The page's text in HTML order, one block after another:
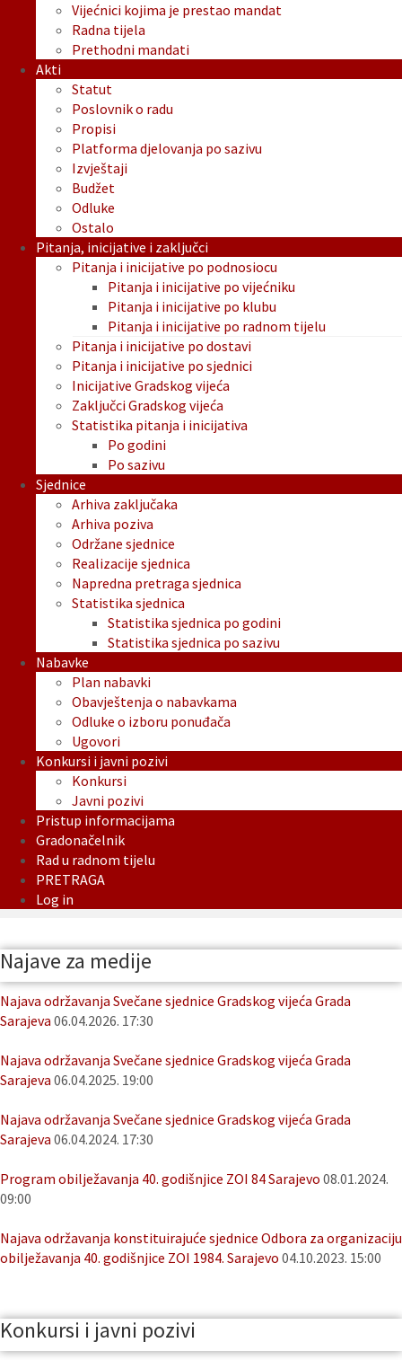
Vijećnici kojima je prestao mandat
Radna tijela
Prethodni mandati
Akti
Statut
Poslovnik o radu
Propisi
Platforma djelovanja po sazivu
Izvještaji
Budžet
Odluke
Ostalo
Pitanja, inicijative i zaključci
Pitanja i inicijative po podnosiocu
Pitanja i inicijative po vijećniku
Pitanja i inicijative po klubu
Pitanja i inicijative po radnom tijelu
Pitanja i inicijative po dostavi
Pitanja i inicijative po sjednici
Inicijative Gradskog vijeća
Zaključci Gradskog vijeća
Statistika pitanja i inicijativa
Po godini
Po sazivu
Sjednice
Arhiva zaključaka
Arhiva poziva
Održane sjednice
Realizacije sjednica
Napredna pretraga sjednica
Statistika sjednica
Statistika sjednica po godini
Statistika sjednica po sazivu
Nabavke
Plan nabavki
Obavještenja o nabavkama
Odluke o izboru ponuđača
Ugovori
Konkursi i javni pozivi
Konkursi
Javni pozivi
Pristup informacijama
Gradonačelnik
Rad u radnom tijelu
PRETRAGA
Log in
Najave za medije
Najava održavanja Svečane sjednice Gradskog vijeća Grada
Sarajeva 06.04.2026. 17:30
Najava održavanja Svečane sjednice Gradskog vijeća Grada
Sarajeva 06.04.2025. 19:00
Najava održavanja Svečane sjednice Gradskog vijeća Grada
Sarajeva 06.04.2024. 17:30
Program obilježavanja 40. godišnjice ZOI 84 Sarajevo 08.01.2024.
09:00
Najava održavanja konstituirajuće sjednice Odbora za organizaciju
obilježavanja 40. godišnjice ZOI 1984. Sarajevo 04.10.2023. 15:00
Konkursi i javni pozivi